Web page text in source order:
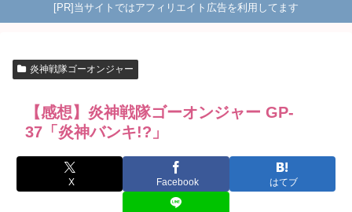
[PR]当サイトではアフィリエイト広告を利用してます
炎神戦隊ゴーオンジャー
【感想】炎神戦隊ゴーオンジャー GP-
37「炎神バンキ!?」
X Facebook はてブ